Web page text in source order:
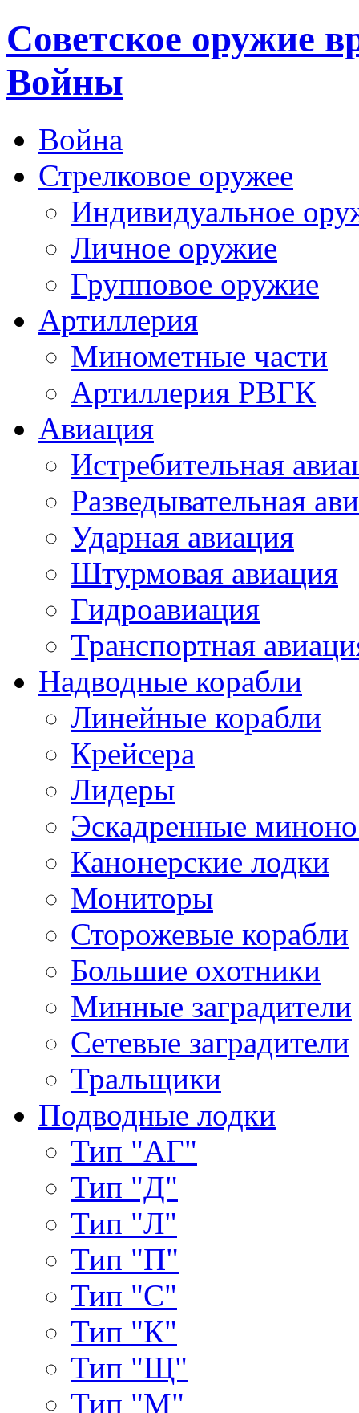
Cоветское оружие
Войны
Война
Стрелковое оружее
Индивидуальное
Личное оружие
Групповое оружие
Артиллерия
Минометные части
Артиллерия РВГК
Авиация
Истребительная
Разведывательная
Ударная авиация
Штурмовая авиация
Гидроавиация
Транспортная
Надводные корабли
Линейные корабли
Крейсера
Лидеры
Эскадренные
Канонерские лодки
Мониторы
Сторожевые корабли
Большие охотники
Минные заградители
Сетевые заградители
Тральщики
Подводные лодки
Тип "АГ"
Тип "Д"
Тип "Л"
Тип "П"
Тип "С"
Тип "К"
Тип "Щ"
Тип "М"